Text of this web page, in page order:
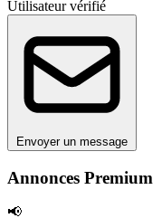
Annonces Premium
📢
Utilisateur vérifié
Envoyer un message